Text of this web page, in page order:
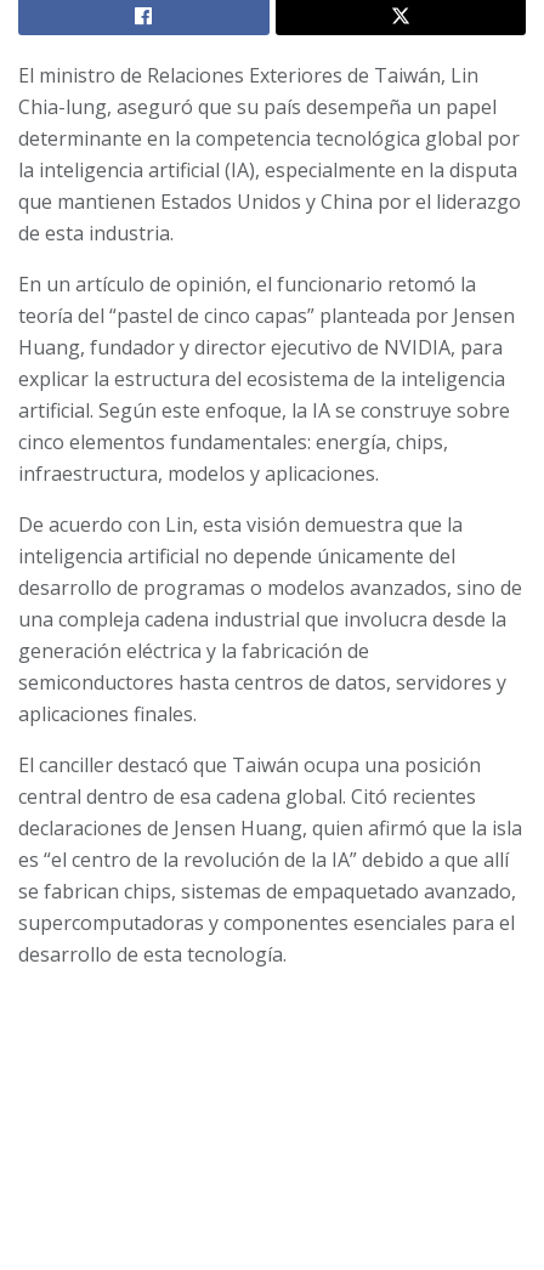
El ministro de Relaciones Exteriores de Taiwán, Lin
Chia-lung, aseguró que su país desempeña un papel
determinante en la competencia tecnológica global por
la inteligencia artificial (IA), especialmente en la disputa
que mantienen Estados Unidos y China por el liderazgo
de esta industria.
En un artículo de opinión, el funcionario retomó la
teoría del “pastel de cinco capas” planteada por Jensen
Huang, fundador y director ejecutivo de NVIDIA, para
explicar la estructura del ecosistema de la inteligencia
artificial. Según este enfoque, la IA se construye sobre
cinco elementos fundamentales: energía, chips,
infraestructura, modelos y aplicaciones.
De acuerdo con Lin, esta visión demuestra que la
inteligencia artificial no depende únicamente del
desarrollo de programas o modelos avanzados, sino de
una compleja cadena industrial que involucra desde la
generación eléctrica y la fabricación de
semiconductores hasta centros de datos, servidores y
aplicaciones finales.
El canciller destacó que Taiwán ocupa una posición
central dentro de esa cadena global. Citó recientes
declaraciones de Jensen Huang, quien afirmó que la isla
es “el centro de la revolución de la IA” debido a que allí
se fabrican chips, sistemas de empaquetado avanzado,
supercomputadoras y componentes esenciales para el
desarrollo de esta tecnología.